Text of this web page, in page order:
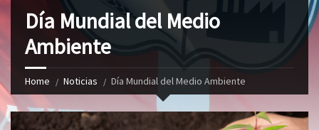
Día Mundial del Medio
Ambiente
Home Noticias Día Mundial del Medio Ambiente